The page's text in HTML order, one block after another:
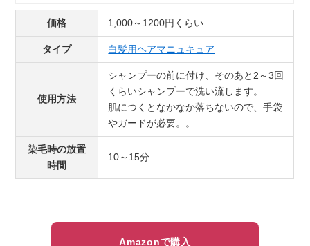
価格 1,000～1200円くらい
タイプ 白髪用ヘアマニュキュア
使用方法
シャンプーの前に付け、そのあと2～3回
くらいシャンプーで洗い流します。
肌につくとなかなか落ちないので、手袋
やガードが必要。。
染毛時の放置
時間
10～15分
Amazonで購入